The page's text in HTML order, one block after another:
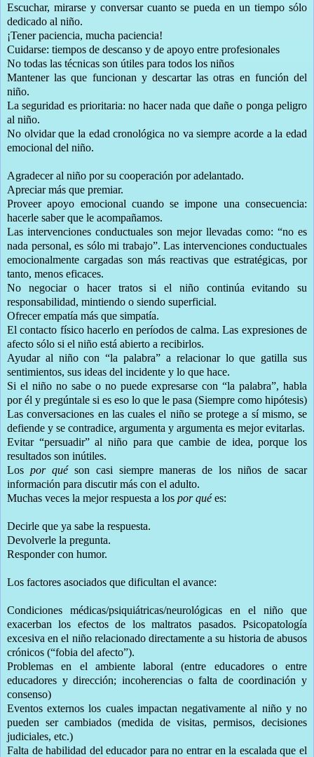
Escuchar, mirarse y conversar cuanto se pueda en un tiempo sólo
dedicado al niño.
¡Tener paciencia, mucha paciencia!
Cuidarse: tiempos de descanso y de apoyo entre profesionales
No todas las técnicas son útiles para todos los niños
Mantener las que funcionan y descartar las otras en función del
niño.
La seguridad es prioritaria: no hacer nada que dañe o ponga peligro
al niño.
No olvidar que la edad cronológica no va siempre acorde a la edad
emocional del niño.
Agradecer al niño por su cooperación por adelantado.
Apreciar más que premiar.
Proveer apoyo emocional cuando se impone una consecuencia:
hacerle saber que le acompañamos.
Las intervenciones conductuales son mejor llevadas como: “no es
nada personal, es sólo mi trabajo”. Las intervenciones conductuales
emocionalmente cargadas son más reactivas que estratégicas, por
tanto, menos eficaces.
No negociar o hacer tratos si el niño continúa evitando su
responsabilidad, mintiendo o siendo superficial.
Ofrecer empatía más que simpatía.
El contacto físico hacerlo en períodos de calma. Las expresiones de
afecto sólo si el niño está abierto a recibirlos.
Ayudar al niño con “la palabra” a relacionar lo que gatilla sus
sentimientos, sus ideas del incidente y lo que hace.
Si el niño no sabe o no puede expresarse con “la palabra”, habla
por él y pregúntale si es eso lo que le pasa (Siempre como hipótesis)
Las conversaciones en las cuales el niño se protege a sí mismo, se
defiende y se contradice, argumenta y argumenta es mejor evitarlas.
Evitar “persuadir” al niño para que cambie de idea, porque los
resultados son inútiles.
Los por quéson casi siempre maneras de los niños de sacar
información para discutir más con el adulto.
Muchas veces la mejor respuesta a los por quées:
Decirle que ya sabe la respuesta.
Devolverle la pregunta.
Responder con humor.
Los factores asociados que dificultan el avance:
Condiciones médicas/psiquiátricas/neurológicas en el niño que
exacerban los efectos de los maltratos pasados. Psicopatología
excesiva en el niño relacionado directamente a su historia de abusos
crónicos (“fobia del afecto”).
Problemas en el ambiente laboral (entre educadores o entre
educadores y dirección; incoherencias o falta de coordinación y
consenso)
Eventos externos los cuales impactan negativamente al niño y no
pueden ser cambiados (medida de visitas, permisos, decisiones
judiciales, etc.)
Falta de habilidad del educador para no entrar en la escalada que el